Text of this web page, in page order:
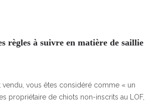
règles à suivre en matière de saillie
vous êtes considéré comme « un
propriétaire de chiots non-inscrits au LOF,